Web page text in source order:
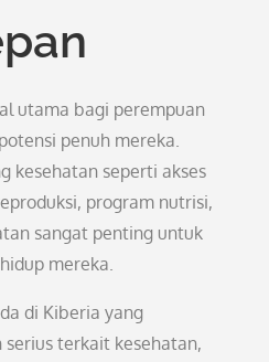
utama bagi perempuan
penuh mereka.
kesehatan seperti akses
program nutrisi,
sangat penting untuk
mereka.
di Kiberia yang
terkait kesehatan,